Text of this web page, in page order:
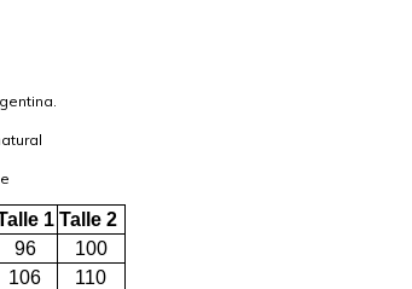
1 Talle 2
96
100
106
110